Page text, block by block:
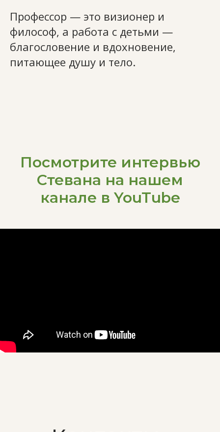
Профессор — это визионер и
философ, а работа с детьми —
благословение и вдохновение,
питающее душу и тело.
Посмотрите интервью
Стевана на нашем
канале в YouTube
svetogradschool@gmail.com
Почта:
Контакты